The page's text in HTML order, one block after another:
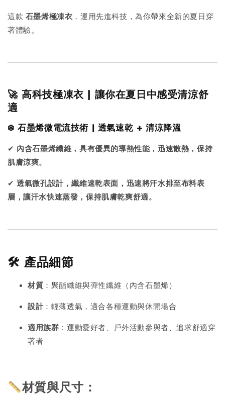
這款 石墨烯極凍衣 ，運用先進科技，為你帶來全新的夏日穿
著體驗。
🚀 高科技極凍衣 | 讓你在夏日中感受清涼舒
適
❄️ 石墨烯微電流技術 | 透氣速乾 + 清涼降溫
✔ 內含石墨烯纖維，具有優異的導熱性能，迅速散熱，保持
肌膚涼爽。
✔透氣微孔設計，纖維速乾表面，迅速將汗水排至布料表
層，讓汗水快速蒸發，保持肌膚乾爽舒適。
🛠️ 產品細節
材質 ：聚酯纖維與彈性纖維（內含石墨烯）
設計：輕薄透氣，適合各種運動與休閒場合
適用族群 ：運動愛好者、戶外活動參與者、追求舒適穿
著者
材質與尺寸：